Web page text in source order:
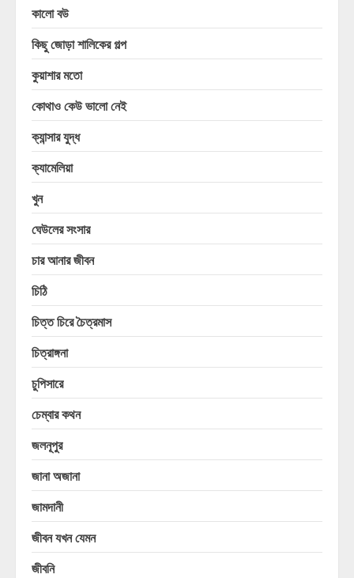
কালো বউ
কিছু জোড়া শালিকের গল্প
কুয়াশার মতো
কোথাও কেউ ভালো নেই
ক্যান্সার যুদ্ধ
ক্যামেলিয়া
খুন
ঘেউলের সংসার
চার আনার জীবন
চিঠি
চিত্ত চিরে চৈত্রমাস
চিত্রাঙ্গনা
চুপিসারে
চেম্বার কথন
জলনূপুর
জানা অজানা
জামদানী
জীবন যখন যেমন
জীবনি